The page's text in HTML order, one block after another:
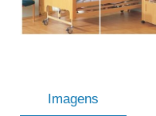
Imagens